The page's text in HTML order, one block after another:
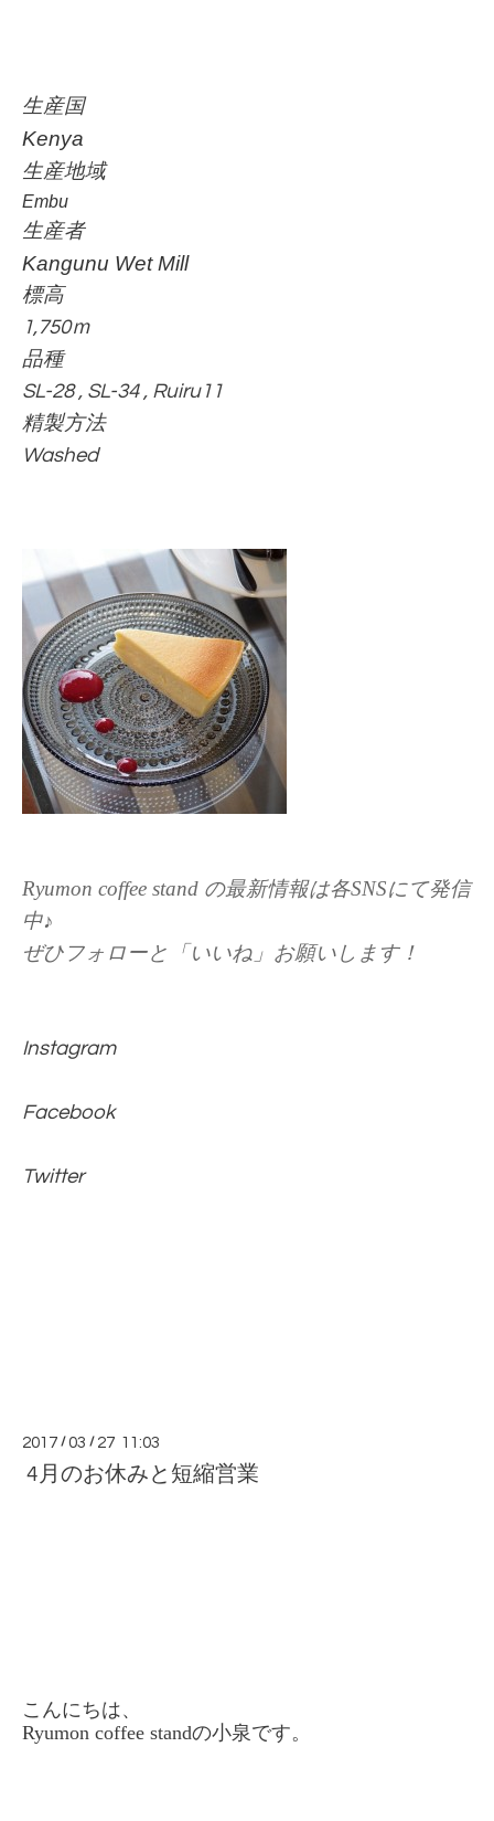
生産国
Kenya
生産地域
Embu
生産者
Kangunu Wet Mill
標高
1,750ｍ
品種
SL-28 , SL-34 , Ruiru11
精製方法
Washed
Ryumon coffee stand の最新情報は各SNSにて発信
中♪
ぜひフォローと「いいね」お願いします！
Instagram
Facebook
Twitter
2017 /03 / 27 11:03
4月のお休みと短縮営業
こんにちは、
Ryumon coffee standの小泉です。